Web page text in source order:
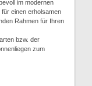
im modernen
für einen erholsamen
Rahmen für Ihren
bzw. der
zum